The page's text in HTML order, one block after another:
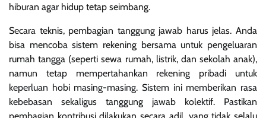
hiburan agar hidup tetap seimbang.
Secara teknis, pembagian tanggung jawab harus jelas. Anda
bisa mencoba sistem rekening bersama untuk pengeluaran
rumah tangga (seperti sewa rumah, listrik, dan sekolah anak),
namun tetap mempertahankan rekening pribadi untuk
keperluan hobi masing-masing. Sistem ini memberikan rasa
kebebasan sekaligus tanggung jawab kolektif. Pastikan
pembagian kontribusi dilakukan secara adil, yang tidak selalu